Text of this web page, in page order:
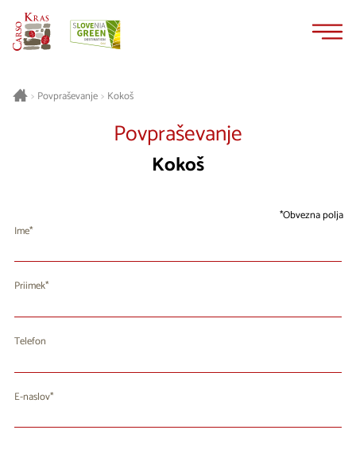
> Povpraševanje> Kokoš
Povpraševanje
Kokoš
Obvezna polja
Ime
Priimek
Telefon
E-naslov